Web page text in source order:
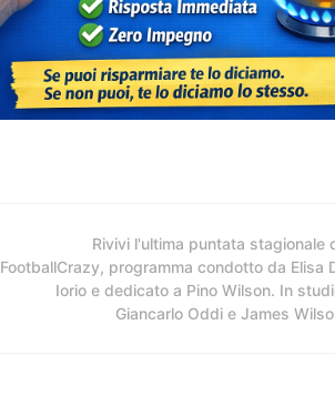
Rivivi l'ultima puntata stagionale
FootballCrazy, programma condotto da Elisa
Iorio e dedicato a Pino Wilson. In
Giancarlo Oddi e James